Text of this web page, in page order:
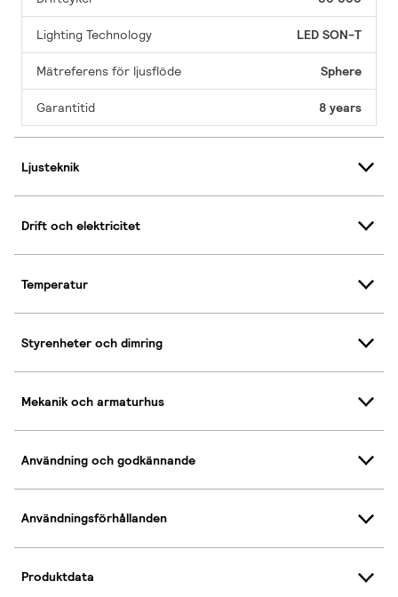
Lighting Technology LED SON-T
Mätreferens för ljusflöde Sphere
Garantitid 8 years
Ljusteknik
Drift och elektricitet
Temperatur
Styrenheter och dimring
Mekanik och armaturhus
Användning och godkännande
Användningsförhållanden
Produktdata